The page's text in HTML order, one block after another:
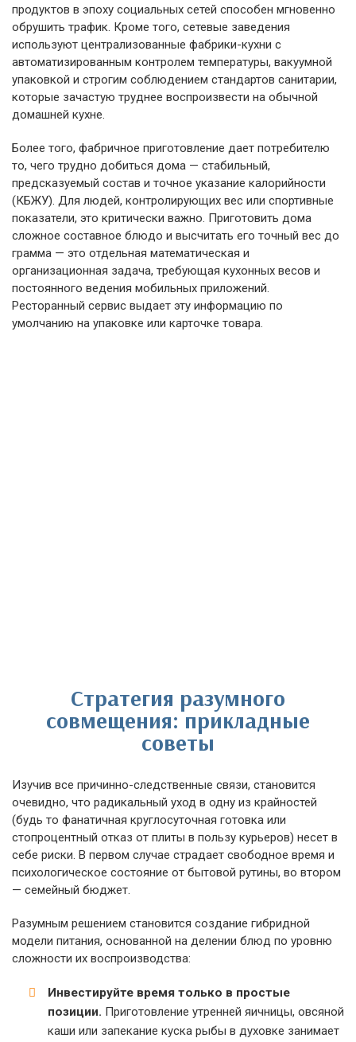
продуктов в эпоху социальных сетей способен мгновенно
обрушить трафик. Кроме того, сетевые заведения
используют централизованные фабрики-кухни с
автоматизированным контролем температуры, вакуумной
упаковкой и строгим соблюдением стандартов санитарии,
которые зачастую труднее воспроизвести на обычной
домашней кухне.
Более того, фабричное приготовление дает потребителю
то, чего трудно добиться дома — стабильный,
предсказуемый состав и точное указание калорийности
(КБЖУ). Для людей, контролирующих вес или спортивные
показатели, это критически важно. Приготовить дома
сложное составное блюдо и высчитать его точный вес до
грамма — это отдельная математическая и
организационная задача, требующая кухонных весов и
постоянного ведения мобильных приложений.
Ресторанный сервис выдает эту информацию по
умолчанию на упаковке или карточке товара.
Стратегия разумного
совмещения: прикладные
советы
Изучив все причинно-следственные связи, становится
очевидно, что радикальный уход в одну из крайностей
(будь то фанатичная круглосуточная готовка или
стопроцентный отказ от плиты в пользу курьеров) несет в
себе риски. В первом случае страдает свободное время и
психологическое состояние от бытовой рутины, во втором
— семейный бюджет.
Разумным решением становится создание гибридной
модели питания, основанной на делении блюд по уровню
сложности их воспроизводства:
Инвестируйте время только в простые
позиции. Приготовление утренней яичницы, овсяной
каши или запекание куска рыбы в духовке занимает